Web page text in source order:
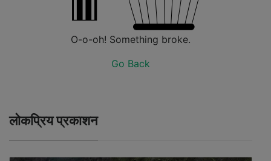
O-o-oh! Something broke.
Go Back
लोकप्रिय प्रकाशन